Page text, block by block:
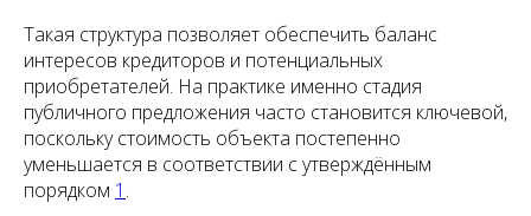
Такая структура позволяет обеспечить баланс
интересов кредиторов и потенциальных
приобретателей. На практике именно стадия
публичного предложения часто становится ключевой,
поскольку стоимость объекта постепенно
уменьшается в соответствии с утверждённым
порядком 1 .